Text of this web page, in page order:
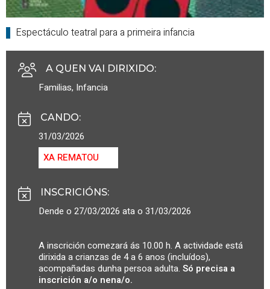
Espectáculo teatral para a primeira infancia
A QUEN VAI DIRIXIDO:
Familias, Infancia
CANDO:
31/03/2026
XA REMATOU
INSCRICIÓNS:
Dende o 27/03/2026 ata o 31/03/2026
A inscrición comezará ás 10.00 h. A actividade está
dirixida a crianzas de 4 a 6 anos (incluídos),
acompañadas dunha persoa adulta. Só precisa a
inscrición a/o nena/o.